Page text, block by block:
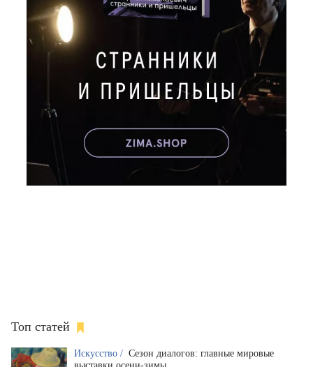
Топ статей
Искусство / Сезон диалогов: главные мировые